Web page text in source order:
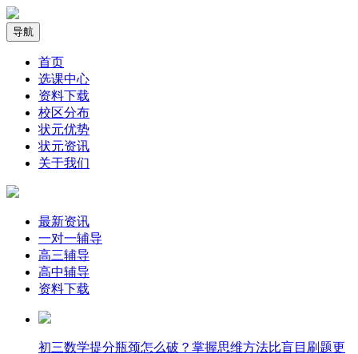
导航
首页
选课中心
资料下载
校区分布
状元优势
状元资讯
关于我们
最新资讯
一对一辅导
高三辅导
高中辅导
资料下载
​初三数学提分瓶颈怎么破？掌握思维方法比盲目刷题更